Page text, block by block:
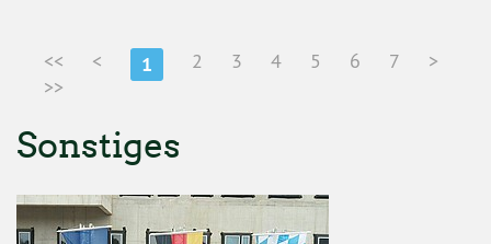
<< < 1 2 3 4 5 6 7
>
>>
Sonstiges